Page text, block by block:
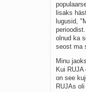
lisaks
lugusid,
olnud ka
seost ma
Minu
Kui
on see
RUJAs